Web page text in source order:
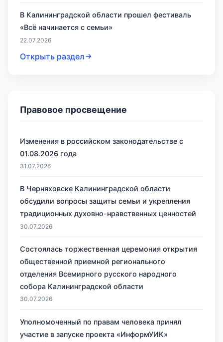
В Калининградской области прошел фестиваль
«Всё начинается с семьи»
22.07.2026
Открыть раздел
Правовое просвещение
Изменения в российском законодательстве с
01.08.2026 года
31.07.2026
В Черняховске Калининградской области
обсудили вопросы защиты семьи и укрепления
традиционных духовно-нравственных ценностей
30.07.2026
Состоялась торжественная церемония открытия
общественной приемной регионального
отделения Всемирного русского народного
собора Калининградской области
30.07.2026
Уполномоченный по правам человека принял
участие в запуске проекта «ИнформУИК»